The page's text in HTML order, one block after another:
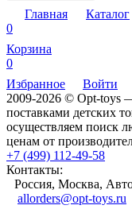
Главная
Каталог
0
Корзина
0
Избранное
Войти
2009-2026 © Opt-toys
поставками детских
осуществляем поиск
ценам от
+7 (499) 112-49-58
Контакты:
Россия, Москва,
allorders@opt-toys.ru